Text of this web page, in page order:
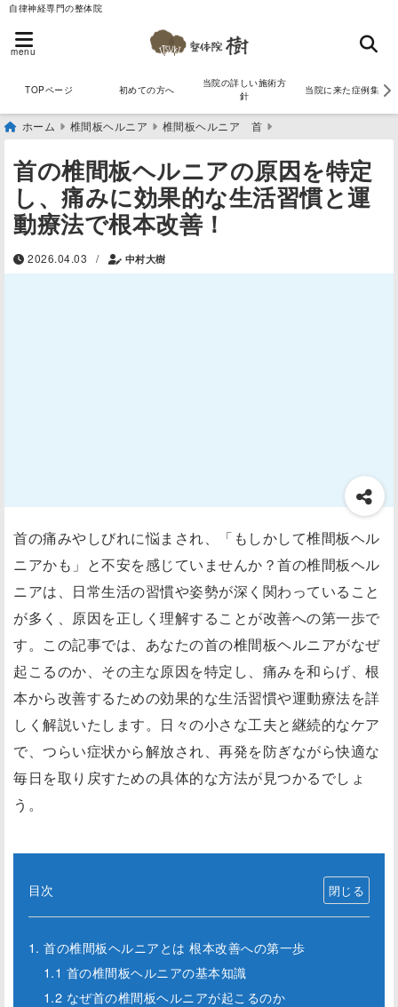
自律神経専門の整体院
menu
TOPページ 初めての方へ
当院の詳しい施術方
針
当院に来た症例集
ホーム 椎間板ヘルニア 椎間板ヘルニア 首
首の椎間板ヘルニアの原因を特定
し、痛みに効果的な生活習慣と運
動療法で根本改善！
2026.04.03 / 中村大樹
首の痛みやしびれに悩まされ、「もしかして椎間板ヘル
ニアかも」と不安を感じていませんか？首の椎間板ヘル
ニアは、日常生活の習慣や姿勢が深く関わっていること
が多く、原因を正しく理解することが改善への第一歩で
す。この記事では、あなたの首の椎間板ヘルニアがなぜ
起こるのか、その主な原因を特定し、痛みを和らげ、根
本から改善するための効果的な生活習慣や運動療法を詳
しく解説いたします。日々の小さな工夫と継続的なケア
で、つらい症状から解放され、再発を防ぎながら快適な
毎日を取り戻すための具体的な方法が見つかるでしょ
う。
目次
1. 首の椎間板ヘルニアとは 根本改善への第一歩
1.1 首の椎間板ヘルニアの基本知識
1.2 なぜ首の椎間板ヘルニアが起こるのか